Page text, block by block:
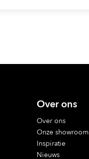
Over ons
Over ons
Onze showroom
Inspiratie
Nieuws